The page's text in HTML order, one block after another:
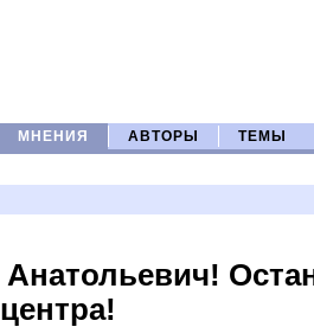
МНЕНИЯ АВТОРЫ ТЕМЫ